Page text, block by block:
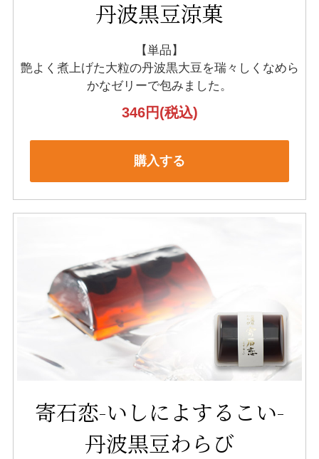
丹波黒豆涼菓
【単品】
艶よく煮上げた大粒の丹波黒大豆を瑞々しくなめら
かなゼリーで包みました。
346円(税込)
購入する
寄石恋-いしによするこい-
丹波黒豆わらび